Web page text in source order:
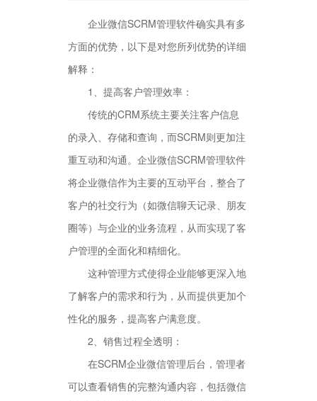
企业微信SCRM管理软件确实具有多
方面的优势，以下是对您所列优势的详细
解释：
1、提高客户管理效率：
传统的CRM系统主要关注客户信息
的录入、存储和查询，而SCRM则更加注
重互动和沟通。企业微信SCRM管理软件
将企业微信作为主要的互动平台，整合了
客户的社交行为（如微信聊天记录、朋友
圈等）与企业的业务流程，从而实现了客
户管理的全面化和精细化。
这种管理方式使得企业能够更深入地
了解客户的需求和行为，从而提供更加个
性化的服务，提高客户满意度。
2、销售过程全透明：
在SCRM企业微信管理后台，管理者
可以查看销售的完整沟通内容，包括微信